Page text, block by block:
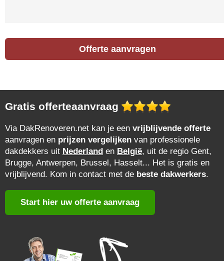
Offerte aanvragen
Gratis offerteaanvraag
Via DakRenoveren.net kan je een vrijblijvende offerte
aanvragen en prijzen vergelijken van professionele
dakdekkers uit Nederland en België, uit de regio Gent,
Brugge, Antwerpen, Brussel, Hasselt... Het is gratis en
vrijblijvend. Kom in contact met de beste dakwerkers.
Start hier uw offerte aanvraag